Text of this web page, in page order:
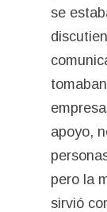
se
apoyo,
pero la
sirvió